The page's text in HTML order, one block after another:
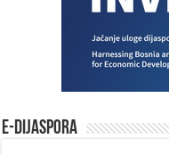
E-DIJASPORA